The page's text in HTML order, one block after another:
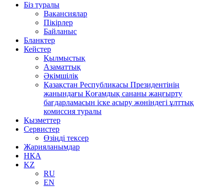
Біз туралы
Вакансиялар
Пікірлер
Байланыс
Бланктер
Кейстер
Қылмыстық
Азаматтық
Әкімшілік
Қазақстан Республикасы Президентінің
жанындағы Қоғамдық сананы жаңғырту
бағдарламасын іске асыру жөніндегі ұлттық
комиссия туралы
Қызметтер
Сервистер
Өзіңді тексер
Жарияланымдар
НҚА
KZ
RU
EN